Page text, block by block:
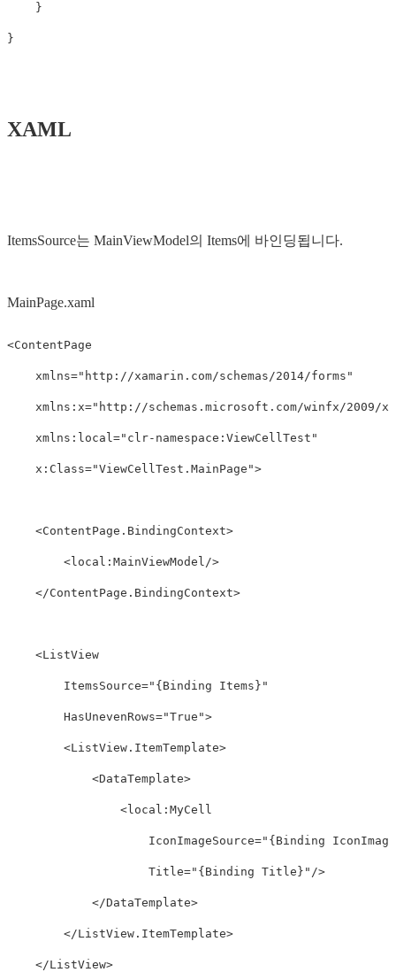
}
}
XAML
ItemsSource는 MainViewModel의 Items에 바인딩됩니다.
MainPage.xaml
<ContentPage
xmlns="http://xamarin.com/schemas/2014/forms"
xmlns:x="http://schemas.microsoft.com/winfx/2009/
xmlns:local="clr-namespace:ViewCellTest"
x:Class="ViewCellTest.MainPage">
<ContentPage.BindingContext>
<local:MainViewModel/>
</ContentPage.BindingContext>
<ListView
ItemsSource="{Binding Items}"
HasUnevenRows="True">
<ListView.ItemTemplate>
<DataTemplate>
<local:MyCell
IconImageSource="{Binding
Title="{Binding Title}" />
</DataTemplate>
</ListView.ItemTemplate>
</ListView>